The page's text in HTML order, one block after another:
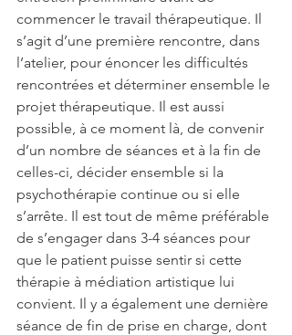
commencer le travail thérapeutique. Il
s’agit d’une première rencontre, dans
l’atelier, pour énoncer les difficultés
rencontrées et déterminer ensemble le
projet thérapeutique. Il est aussi
possible, à ce moment là, de convenir
d’un nombre de séances et à la fin de
celles-ci, décider ensemble si la
psychothérapie continue ou si elle
s’arrête. Il est tout de même préférable
de s’engager dans 3-4 séances pour
que le patient puisse sentir si cette
thérapie à médiation artistique lui
convient. Il y a également une dernière
séance de fin de prise en charge, dont